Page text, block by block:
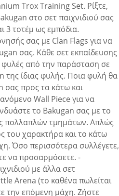
Trox Training Set. Ρίξτε,
στο σετ παιχνιδιού σας
3 τοτέμ ως εμπόδια.
σας με Clan Flags για να
σας. Κάθε σετ εκπαίδευσης
φυλές από την παράσταση σε
της ίδιας φυλής. Ποια φυλή θα
σας προς τα κάτω και
Wall Piece για να
το Bakugan σας με το
πολλαπλών τμημάτων. Απλώς
του χαρακτήρα και το κάτω
Όσο περισσότερα συλλέγετε,
να προσαρμόσετε. -
με άλλα σετ
Arena (το καθένα πωλείται
την επόμενη μάχη. Ζήστε